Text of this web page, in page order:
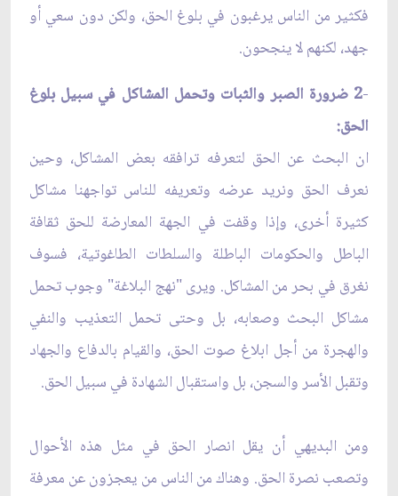
فكثير من الناس يرغبون في بلوغ الحق، ولكن دون سعي أو
جهد، لكنهم لا ينجحون.
- 2 ضرورة الصبر والثبات وتحمل المشاكل في سبيل بلوغ
الحق:
ان البحث عن الحق لتعرفه ترافقه بعض المشاكل، وحين
نعرف الحق ونريد عرضه وتعريفه للناس تواجهنا مشاكل
كثيرة أخرى، وإذا وقفت في الجهة المعارضة للحق ثقافة
الباطل والحكومات الباطلة والسلطات الطاغوتية، فسوف
نغرق في بحر من المشاكل. ويرى "نهج البلاغة" وجوب تحمل
مشاكل البحث وصعابه، بل وحتى تحمل التعذيب والنفي
والهجرة من أجل ابلاغ صوت الحق، والقيام بالدفاع والجهاد
وتقبل الأسر والسجن، بل واستقبال الشهادة في سبيل الحق.
ومن البديهي أن يقل انصار الحق في مثل هذه الأحوال
وتصعب نصرة الحق. وهناك من الناس من يعجزون عن معرفة